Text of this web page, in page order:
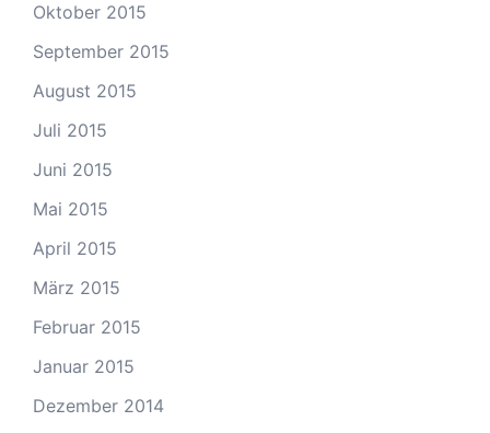
Oktober 2015
September 2015
August 2015
Juli 2015
Juni 2015
Mai 2015
April 2015
März 2015
Februar 2015
Januar 2015
Dezember 2014